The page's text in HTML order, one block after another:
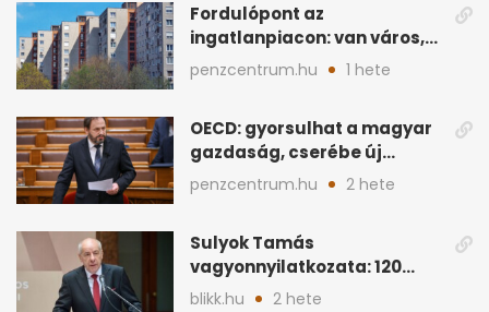
Fordulópont az
ingatlanpiacon: van város,
ahol a vétel már olcsóbb
penzcentrum.hu 1 hete
OECD: gyorsulhat a magyar
gazdaság, cserébe új
ingatlanadó is felmerül
penzcentrum.hu 2 hete
Sulyok Tamás
vagyonnyilatkozata: 120
milliós megtakarítás, 5
blikk.hu 2 hete